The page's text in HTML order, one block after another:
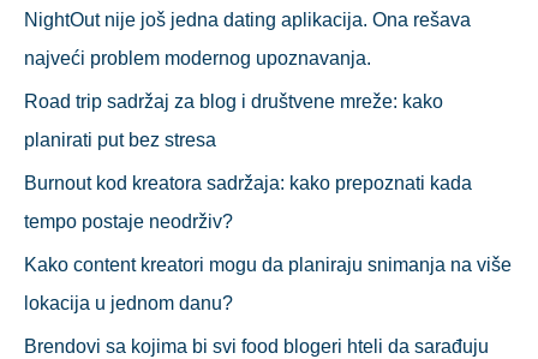
NightOut nije još jedna dating aplikacija. Ona rešava
najveći problem modernog upoznavanja.
Road trip sadržaj za blog i društvene mreže: kako
planirati put bez stresa
Burnout kod kreatora sadržaja: kako prepoznati kada
tempo postaje neodrživ?
Kako content kreatori mogu da planiraju snimanja na više
lokacija u jednom danu?
Brendovi sa kojima bi svi food blogeri hteli da sarađuju